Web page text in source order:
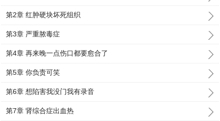
第2章 红肿硬块坏死组织
第3章 严重脓毒症
第4章 再来晚一点伤口都要愈合了
第5章 你负责可笑
第6章 想陷害我没门我有录音
第7章 肾综合症出血热